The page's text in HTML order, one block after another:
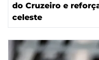
do Cruzeiro e
celeste